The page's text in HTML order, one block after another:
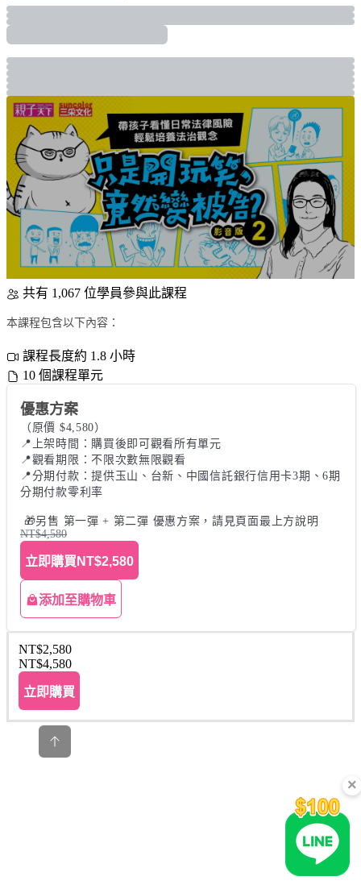
共有 1,067 位學員參與此課程
本課程包含以下內容：
課程長度約 1.8 小時
10 個課程單元
優惠方案
（原價 $4,580）
📍上架時間：購買後即可觀看所有單元
📍觀看期限：不限次數無限觀看
📍分期付款：提供玉山、台新、中國信託銀行信用卡3期、6期
分期付款零利率
🎁另售 第一彈 + 第二彈 優惠方案，請見頁面最上方說明
NT$4,580
立即購買 NT$2,580
添加至購物車
NT$2,580
NT$4,580
立即購買
×